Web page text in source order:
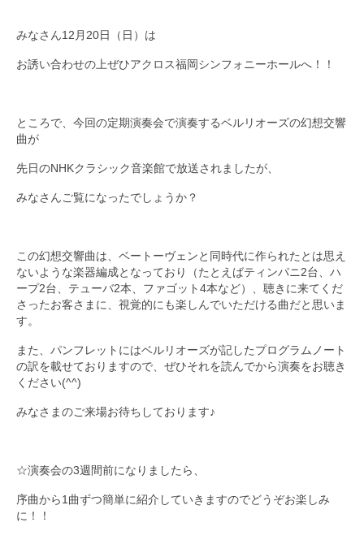
みなさん12月20日（日）は
お誘い合わせの上ぜひアクロス福岡シンフォニーホールへ！！
ところで、今回の定期演奏会で演奏するベルリオーズの幻想交響
曲が
先日のNHKクラシック音楽館で放送されましたが、
みなさんご覧になったでしょうか？
この幻想交響曲は、ベートーヴェンと同時代に作られたとは思え
ないような楽器編成となっており（たとえばティンパニ2台、ハ
ープ2台、テューバ2本、ファゴット4本など）、聴きに来てくだ
さったお客さまに、視覚的にも楽しんでいただける曲だと思いま
す。
また、パンフレットにはベルリオーズが記したプログラムノート
の訳を載せておりますので、ぜひそれを読んでから演奏をお聴き
ください(^^)
みなさまのご来場お待ちしております♪
☆演奏会の3週間前になりましたら、
序曲から1曲ずつ簡単に紹介していきますのでどうぞお楽しみ
に！！